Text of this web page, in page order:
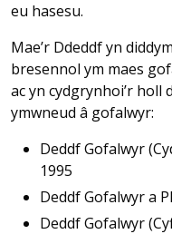
eu hasesu.
Mae’r Ddeddf yn
bresennol ym maes
ac yn cydgrynhoi’r holl
ymwneud â gofalwyr:
Deddf Gofalwyr
1995
Deddf Gofalwyr a
Deddf Gofalwyr